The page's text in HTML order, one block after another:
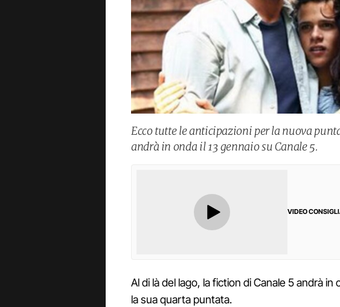
Ecco tutte le anticipazioni per la nuova
andrà in onda il 13 gennaio su Canale 5.
VIDEO
Al di là del lago, la fiction di Canale 5 andrà
la sua quarta puntata.